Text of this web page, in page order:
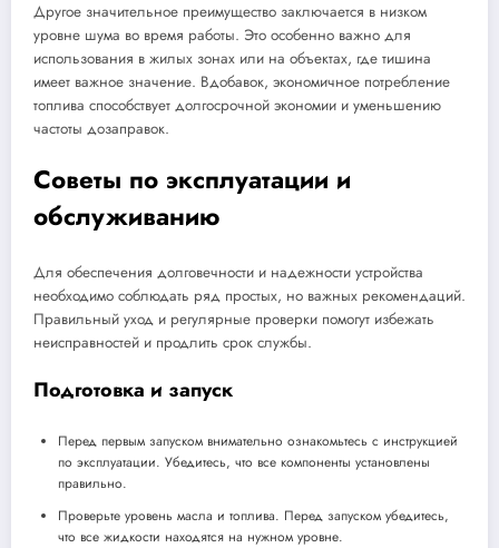
Другое значительное преимущество заключается в низком
уровне шума во время работы. Это особенно важно для
использования в жилых зонах или на объектах, где тишина
имеет важное значение. Вдобавок, экономичное потребление
топлива способствует долгосрочной экономии и уменьшению
частоты дозаправок.
Советы по эксплуатации и
обслуживанию
Для обеспечения долговечности и надежности устройства
необходимо соблюдать ряд простых, но важных рекомендаций.
Правильный уход и регулярные проверки помогут избежать
неисправностей и продлить срок службы.
Подготовка и запуск
Перед первым запуском внимательно ознакомьтесь с инструкцией
по эксплуатации. Убедитесь, что все компоненты установлены
правильно.
Проверьте уровень масла и топлива. Перед запуском убедитесь,
что все жидкости находятся на нужном уровне.